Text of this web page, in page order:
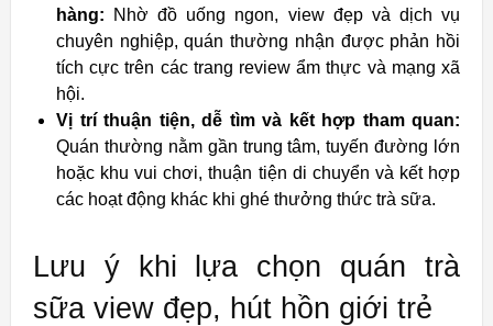
hàng: Nhờ đồ uống ngon, view đẹp và dịch vụ
chuyên nghiệp, quán thường nhận được phản hồi
tích cực trên các trang review ẩm thực và mạng xã
hội.
Vị trí thuận tiện, dễ tìm và kết hợp tham quan:
Quán thường nằm gần trung tâm, tuyến đường lớn
hoặc khu vui chơi, thuận tiện di chuyển và kết hợp
các hoạt động khác khi ghé thưởng thức trà sữa.
Lưu ý khi lựa chọn quán trà
sữa view đẹp, hút hồn giới trẻ